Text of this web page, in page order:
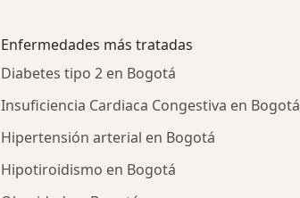
Enfermedades más tratadas
Diabetes tipo 2 en Bogotá
Insuficiencia Cardiaca Congestiva en Bogotá
Hipertensión arterial en Bogotá
Hipotiroidismo en Bogotá